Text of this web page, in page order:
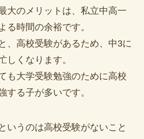
大のメリットは、私立中高一
る時間の余裕です。
、高校受験があるため、中3に
しくなります。
も大学受験勉強のために高校
する子が多いです。
いうのは高校受験がないこと